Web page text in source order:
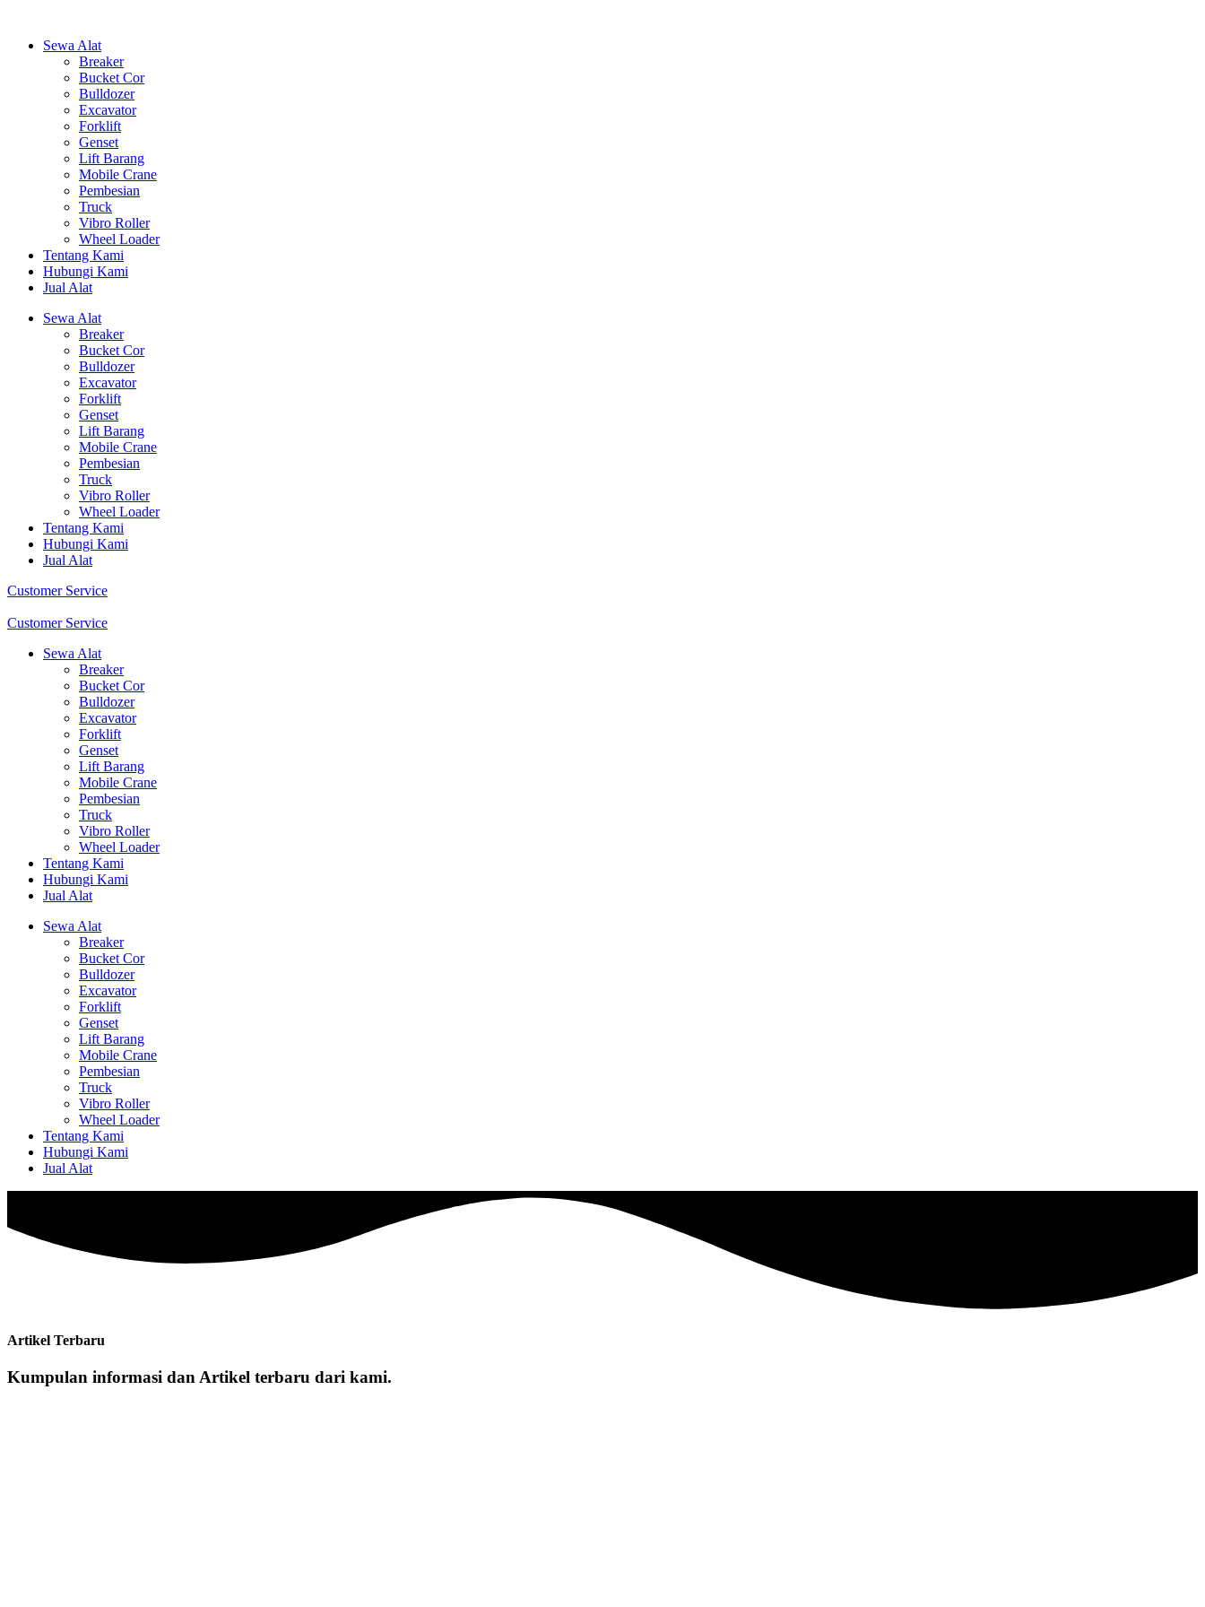
Sewa Alat
Breaker
Bucket Cor
Bulldozer
Excavator
Forklift
Genset
Lift Barang
Mobile Crane
Pembesian
Truck
Vibro Roller
Wheel Loader
Tentang Kami
Hubungi Kami
Jual Alat
Sewa Alat
Breaker
Bucket Cor
Bulldozer
Excavator
Forklift
Genset
Lift Barang
Mobile Crane
Pembesian
Truck
Vibro Roller
Wheel Loader
Tentang Kami
Hubungi Kami
Jual Alat
Customer Service
Customer Service
Sewa Alat
Breaker
Bucket Cor
Bulldozer
Excavator
Forklift
Genset
Lift Barang
Mobile Crane
Pembesian
Truck
Vibro Roller
Wheel Loader
Tentang Kami
Hubungi Kami
Jual Alat
Sewa Alat
Breaker
Bucket Cor
Bulldozer
Excavator
Forklift
Genset
Lift Barang
Mobile Crane
Pembesian
Truck
Vibro Roller
Wheel Loader
Tentang Kami
Hubungi Kami
Jual Alat
Artikel Terbaru
Kumpulan informasi dan Artikel terbaru dari kami.